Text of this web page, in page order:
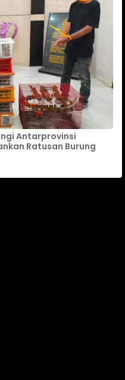
Antarprovinsi
Ratusan Burung